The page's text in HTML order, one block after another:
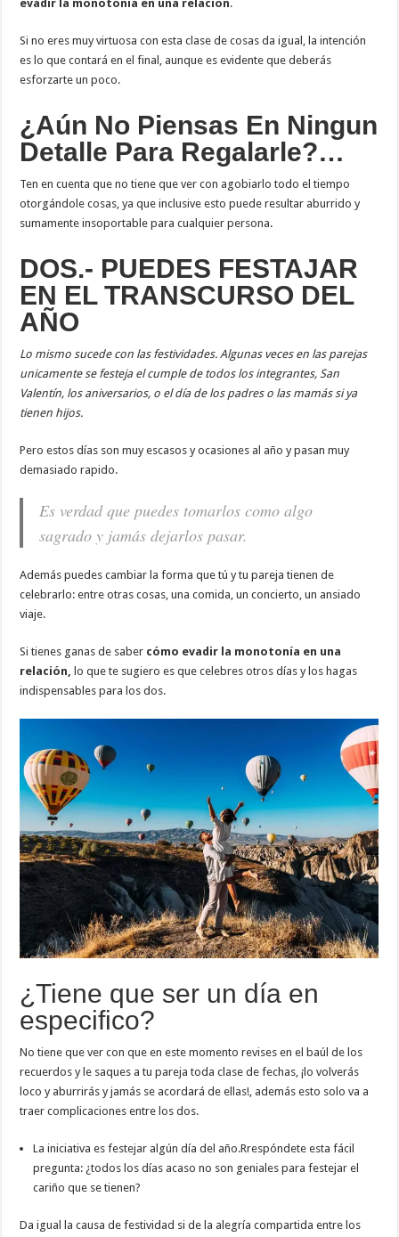
evadir la monotonía en una relación.
Si no eres muy virtuosa con esta clase de cosas da igual, la intención
es lo que contará en el final, aunque es evidente que deberás
esforzarte un poco.
¿Aún No Piensas En Ningun
Detalle Para Regalarle?…
Ten en cuenta que no tiene que ver con agobiarlo todo el tiempo
otorgándole cosas, ya que inclusive esto puede resultar aburrido y
sumamente insoportable para cualquier persona.
DOS.- PUEDES FESTAJAR
EN EL TRANSCURSO DEL
AÑO
Lo mismo sucede con las festividades. Algunas veces en las parejas
unicamente se festeja el cumple de todos los integrantes, San
Valentín, los aniversarios, o el día de los padres o las mamás si ya
tienen hijos.
Pero estos días son muy escasos y ocasiones al año y pasan muy
demasiado rapido.
Es verdad que puedes tomarlos como algo
sagrado y jamás dejarlos pasar.
Además puedes cambiar la forma que tú y tu pareja tienen de
celebrarlo: entre otras cosas, una comida, un concierto, un ansiado
viaje.
Si tienes ganas de saber cómo evadir la monotonía en una
relación, lo que te sugiero es que celebres otros días y los hagas
indispensables para los dos.
¿Tiene que ser un día en
especifico?
No tiene que ver con que en este momento revises en el baúl de los
recuerdos y le saques a tu pareja toda clase de fechas, ¡lo volverás
loco y aburrirás y jamás se acordará de ellas!, además esto solo va a
traer complicaciones entre los dos.
La iniciativa es festejar algún día del año.Rrespóndete esta fácil
pregunta: ¿todos los días acaso no son geniales para festejar el
cariño que se tienen?
Da igual la causa de festividad si de la alegría compartida entre los